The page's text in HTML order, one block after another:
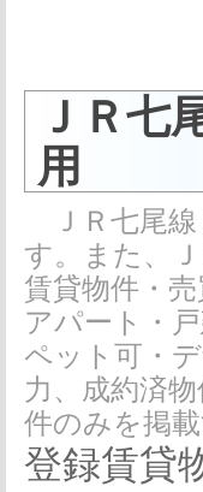
ＪＲ七
用
ＪＲ七尾線
す。また、
賃貸物件・
アパート・
ペット可・
力、成約済
件のみを掲
登録賃貸